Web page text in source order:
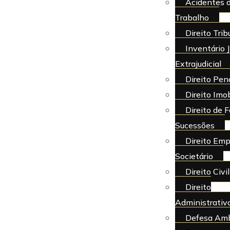
Acidentes
Trabalho
Direito
Inventário
Extrajudicial
Direito
Direito
Direito de
Sucessões
Direito
Societário
Direito Civil
Direito
Defesa